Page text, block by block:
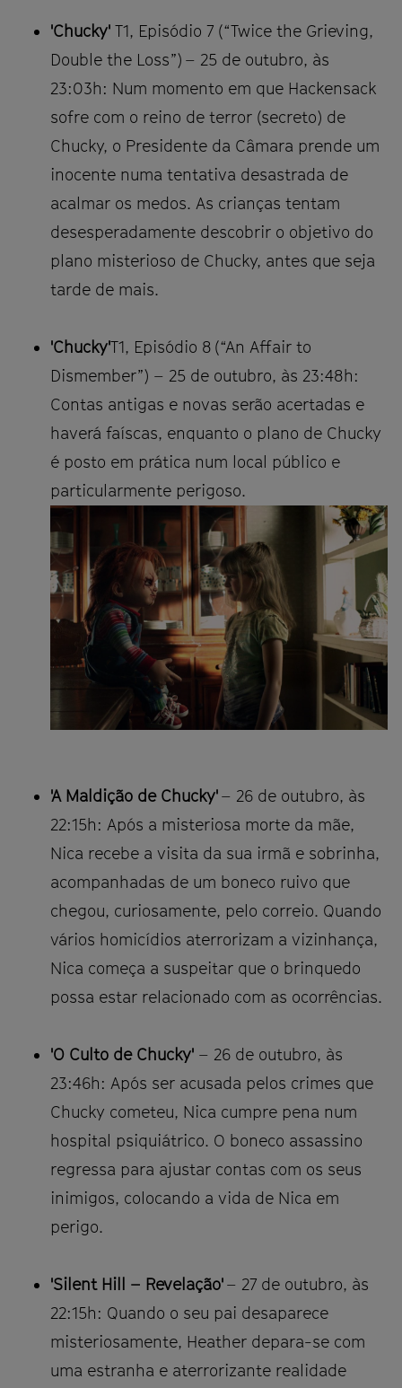
'Chucky' T1, Episódio 7 (“Twice the Grieving,
Double the Loss”) – 25 de outubro, às
23:03h: Num momento em que Hackensack
sofre com o reino de terror (secreto) de
Chucky, o Presidente da Câmara prende um
inocente numa tentativa desastrada de
acalmar os medos. As crianças tentam
desesperadamente descobrir o objetivo do
plano misterioso de Chucky, antes que seja
tarde de mais.
'Chucky'T1, Episódio 8 (“An Affair to
Dismember”) – 25 de outubro, às 23:48h:
Contas antigas e novas serão acertadas e
haverá faíscas, enquanto o plano de Chucky
é posto em prática num local público e
particularmente perigoso.
'A Maldição de Chucky'– 26 de outubro, às
22:15h: Após a misteriosa morte da mãe,
Nica recebe a visita da sua irmã e sobrinha,
acompanhadas de um boneco ruivo que
chegou, curiosamente, pelo correio. Quando
vários homicídios aterrorizam a vizinhança,
Nica começa a suspeitar que o brinquedo
possa estar relacionado com as ocorrências.
'O Culto de Chucky' – 26 de outubro, às
23:46h: Após ser acusada pelos crimes que
Chucky cometeu, Nica cumpre pena num
hospital psiquiátrico. O boneco assassino
regressa para ajustar contas com os seus
inimigos, colocando a vida de Nica em
perigo.
'Silent Hill – Revelação'– 27 de outubro, às
22:15h: Quando o seu pai desaparece
misteriosamente, Heather depara-se com
uma estranha e aterrorizante realidade